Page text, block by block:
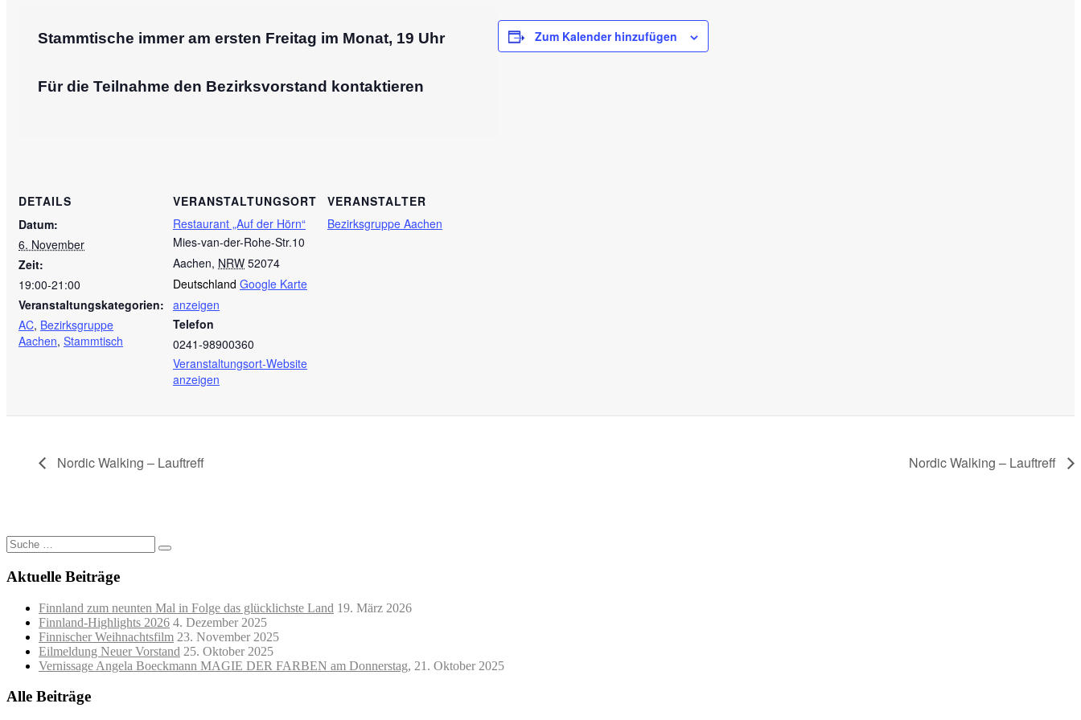
Stammtische immer am ersten Freitag im Monat, 19 Uhr
Für die Teilnahme den Bezirksvorstand kontaktieren
Zum Kalender hinzufügen
DETAILS
Datum:
6. November
Zeit:
19:00-21:00
Veranstaltungskategorien:
AC, Bezirksgruppe
Aachen, Stammtisch
VERANSTALTUNGSORT
Restaurant „Auf der Hörn“
Mies-van-der-Rohe-Str.10
Aachen, NRW 52074
Deutschland Google Karte
anzeigen
Telefon
0241-98900360
Veranstaltungsort-Website
anzeigen
VERANSTALTER
Bezirksgruppe Aachen
Nordic Walking – Lauftreff Nordic Walking – Lauftreff
Suche
nach:
Aktuelle Beiträge
Finnland zum neunten Mal in Folge das glücklichste Land 19. März 2026
Finnland-Highlights 2026 4. Dezember 2025
Finnischer Weihnachtsfilm 23. November 2025
Eilmeldung Neuer Vorstand 25. Oktober 2025
Vernissage Angela Boeckmann MAGIE DER FARBEN am Donnerstag, 21. Oktober 2025
Alle Beiträge